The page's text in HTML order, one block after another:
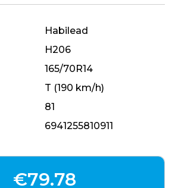
Habilead
H206
165/70R14
T (190 km/h)
81
6941255810911
€79.78